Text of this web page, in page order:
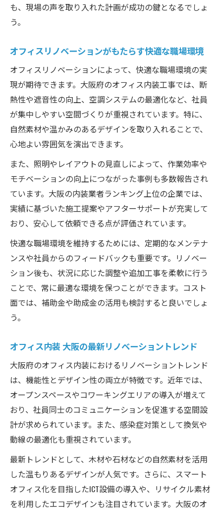
も、現場の声を取り入れた計画が成功の鍵となるでしょ
う。
オフィスリノベーションがもたらす快適な職場環境
オフィスリノベーションによって、快適な職場環境の実
現が期待できます。大阪府のオフィス内装工事では、断
熱性や遮音性の向上、空調システムの最適化など、社員
が集中しやすい空間づくりが重視されています。特に、
自然素材や温かみのあるデザインを取り入れることで、
心地よい雰囲気を演出できます。
また、照明やレイアウトの見直しによって、作業効率や
モチベーションの向上につながった事例も多数報告され
ています。大阪の内装業者ランキング上位の企業では、
実績に基づいた施工提案やアフターサポートが充実して
おり、安心して依頼できる点が評価されています。
快適な職場環境を維持するためには、定期的なメンテナ
ンスや社員からのフィードバックも重要です。リノベー
ション後も、状況に応じた調整や追加工事を柔軟に行う
ことで、常に最適な環境を保つことができます。コスト
面では、補助金や助成金の活用も検討すると良いでしょ
う。
オフィス内装 大阪の最新リノベーショントレンド
大阪府のオフィス内装におけるリノベーショントレンド
は、機能性とデザイン性の両立が特徴です。近年では、
オープンスペースやコワーキングエリアの導入が増えて
おり、社員同士のコミュニケーションを促進する空間設
計が求められています。また、感染症対策として換気や
動線の最適化も重視されています。
最新トレンドとして、木材や石材などの自然素材を活用
した温もりあるデザインが人気です。さらに、スマート
オフィス化を目指したICT設備の導入や、リサイクル素材
を利用したエコデザインも注目されています。大阪のオ